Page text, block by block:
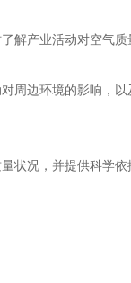
产业活动对空气质
周边环境的影响，以
状况，并提供科学依